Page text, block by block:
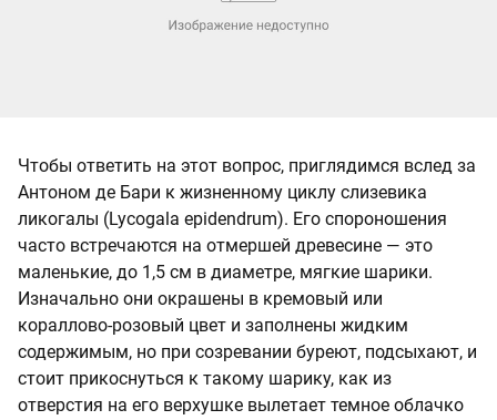
Чтобы ответить на этот вопрос, приглядимся вслед за
Антоном де Бари к жизненному циклу слизевика
ликогалы (Lycogala epidendrum). Его спороношения
часто встречаются на отмершей древесине — это
маленькие, до 1,5 см в диаметре, мягкие шарики.
Изначально они окрашены в кремовый или
кораллово-розовый цвет и заполнены жидким
содержимым, но при созревании буреют, подсыхают, и
стоит прикоснуться к такому шарику, как из
отверстия на его верхушке вылетает темное облачко